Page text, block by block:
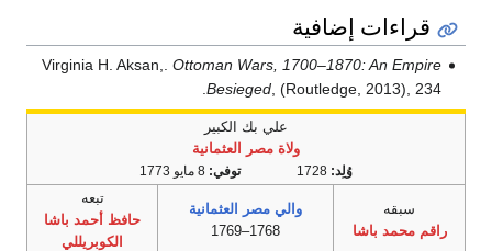
قراءات إضافية
Virginia H. Aksan,. Ottoman Wars, 1700–1870: An Empire
Besieged, (Routledge, 2013), 234.
علي بك الكبير
ولاة مصر العثمانية
وُلِد: 1728 توفي:
سبقه
راقم محمد باشا
والي مصر العثمانية
1768–1769
تبعه
حافظ أحمد باشا
الكوبريللي